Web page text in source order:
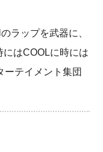
ラップを武器に、
にはCOOLに時には
ーテイメント集団